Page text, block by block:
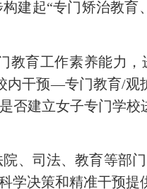
构建起“专门矫治教育
教育工作素养能力
内干预—专门教育/观
否建立女子专门学
院、司法、教育等部
学决策和精准干预提